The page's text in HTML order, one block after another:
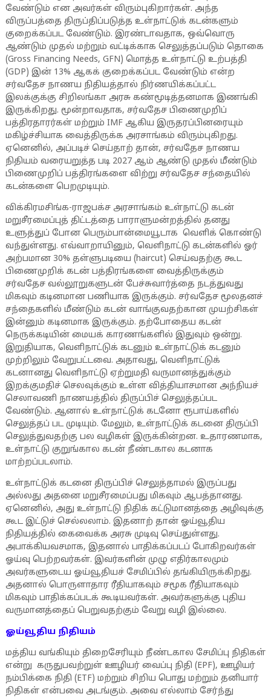
வேண்டும் என அவர்கள் விரும்புகிறார்கள். அந்த
விருப்பத்தை திருப்திப்படுத்த உள்நாட்டுக் கடன்களும்
குறைக்கப்பட வேண்டும். இரண்டாவதாக, ஒவ்வொரு
ஆண்டும் முதல் மற்றும் வட்டிக்காக செலுத்தப்படும் தொகை
(Gross Financing Needs, GFN) மொத்த உள்நாட்டு உற்பத்தி
(GDP) இன் 13% ஆகக் குறைக்கப்பட வேண்டும் என்ற
சர்வதேச நாணய நிதியத்தால் நிர்ணயிக்கப்பட்ட
இலக்குக்கு சிறிலங்கா அரசு கண்மூடித்தனமாக இணங்கி
இருக்கிறது. மூன்றாவதாக, சர்வதேச பிணைமுறிப்
பத்திரதாரர்கள் மற்றும் IMF ஆகிய இருதரப்பினரையும்
மகிழ்ச்சியாக வைத்திருக்க அரசாங்கம் விரும்புகிறது.
ஏனெனில், அப்படிச் செய்தாற் தான், சர்வதேச நாணய
நிதியம் வரையறுத்த படி 2027 ஆம் ஆண்டு முதல் மீண்டும்
பிணைமுறிப் பத்திரங்களை விற்று சர்வதேச சந்தையில்
கடன்களை பெறமுடியும்.
விக்கிரமசிங்க-ராஜபக்ச அரசாங்கம் உள்நாட்டு கடன்
மறுசீரமைப்புத் திட்டத்தை பாராளுமன்றத்தில் தனது
உளுத்துப் போன பெரும்பான்மையூடாக வெளிக் கொண்டு
வந்துள்ளது. எவ்வாறாயினும், வெளிநாட்டு கடன்களில் ஓர்
அற்பமான 30% தள்ளுபடியை (haircut) செய்வதற்கு கூட
பிணைமுறிக் கடன் பத்திரங்களை வைத்திருக்கும்
சர்வதேச வல்லூறுகளுடன் பேச்சுவார்த்தை நடத்துவது
மிகவும் கடினமான பணியாக இருக்கும். சர்வதேச மூலதனச்
சந்தைகளில் மீண்டும் கடன் வாங்குவதற்கான முயற்சிகள்
இன்னும் கடினமாக இருக்கும். தற்போதைய கடன்
நெருக்கடியின் மையக் காரணங்களில் இதுவும் ஒன்று.
இறுதியாக, வெளிநாட்டுக் கடனும் உள்நாட்டுக் கடனும்
முற்றிலும் வேறுபட்டவை. அதாவது, வெளிநாட்டுக்
கடனானது வெளிநாட்டு ஏற்றுமதி வருமானத்துக்கும்
இறக்குமதிச் செலவுக்கும் உள்ள வித்தியாசமான அந்நியச்
செலாவணி நாணயத்தில் திருப்பிச் செலுத்தப்பட
வேண்டும். ஆனால் உள்நாட்டுக் கடனோ ரூபாய்களில்
செலுத்தப் பட முடியும். மேலும், உள்நாட்டுக் கடனை திருப்பி
செலுத்துவதற்கு பல வழிகள் இருக்கின்றன. உதாரணமாக,
உள்நாட்டு குறுங்கால கடன் நீண்டகால கடனாக
மாற்றப்படலாம்.
உள்நாட்டுக் கடனை திருப்பிச் செலுத்தாமல் இருப்பது
அல்லது அதனை மறுசீரமைப்பது மிகவும் ஆபத்தானது.
ஏனெனில், அது உள்நாட்டு நிதிக் கட்டுமானத்தை அழிவுக்கு
கூட இட்டுச் செல்லலாம். இதனாற் தான் ஓய்வூதிய
நிதியத்தில் கைவைக்க அரசு முடிவு செய்துள்ளது.
அபாக்கியவசமாக, இதனால் பாதிக்கப்படப் போகிறவர்கள்
ஓய்வு பெற்றவர்கள். இவர்களின் முழு எதிர்காலமும்
அவர்களுடைய ஓய்வூதியச் சேமிப்பில் தங்கியிருக்கிறது.
அதனால் பொருளாதார ரீதியாகவும் சமூக ரீதியாகவும்
மிகவும் பாதிக்கப்படக் கூடியவர்கள். அவர்களுக்கு புதிய
வருமானத்தைப் பெறுவதற்கும் வேறு வழி இல்லை.
ஓய்வூதிய நிதியம்
மத்திய வங்கியும் திறைசேரியும் நீண்டகால சேமிப்பு நிதிகள்
என்று கருதுபவற்றுள் ஊழியர் வைப்பு நிதி (EPF), ஊழியர்
நம்பிக்கை நிதி (ETF) மற்றும் சிறிய பொது மற்றும் தனியார்
நிதிகள் என்பவை அடங்கும். அவை எல்லாம் சேர்ந்து